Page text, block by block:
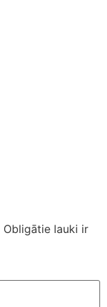
Obligātie lauki ir